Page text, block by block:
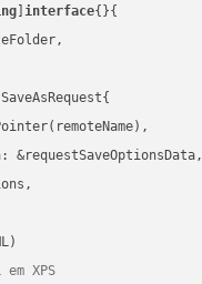
]interface{}{
&requestSaveOptionsData,
XPS